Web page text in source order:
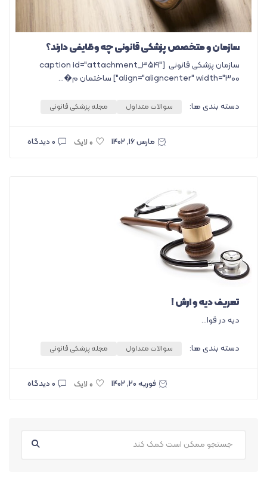
سازمان و متخصص پزشکی قانونی چه وظایفی دارند؟
سازمان پزشکی قانونی [caption id="attachment_3541"
align="aligncenter" width="300"] ساختمان م�...
دسته بندی ها: سوالات متداول مجله پزشکی قانونی
مارس ۱۶, ۱۴۰۲ ۰ دیدگاه
تعریف دیه و ارش !
دیه در قوا...
دسته بندی ها: سوالات متداول مجله پزشکی قانونی
فوریه ۲۰, ۱۴۰۲ ۰ دیدگاه